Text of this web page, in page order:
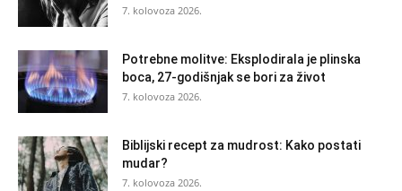
7. kolovoza 2026.
Potrebne molitve: Eksplodirala je plinska
boca, 27-godišnjak se bori za život
7. kolovoza 2026.
Biblijski recept za mudrost: Kako postati
mudar?
7. kolovoza 2026.